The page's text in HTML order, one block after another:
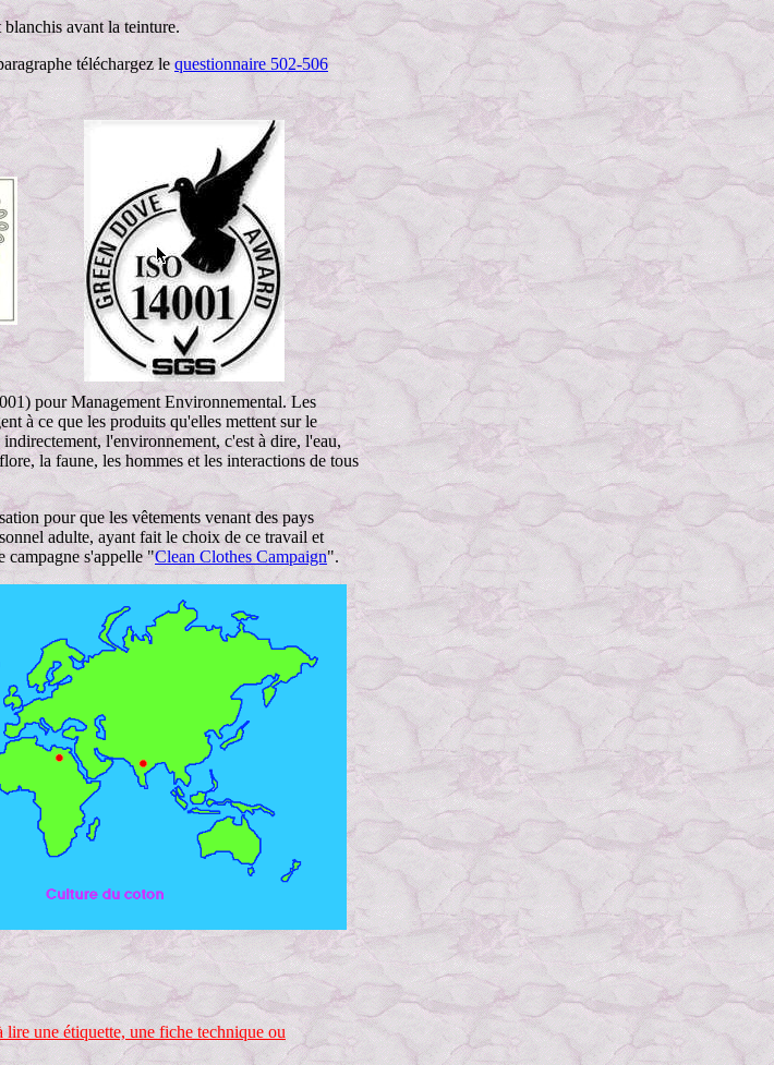
avant la teinture.
téléchargez le questionnaire 502-506
pour Management Environnemental. Les
à ce que les produits qu'elles mettent sur le
l'environnement, c'est à dire, l'eau,
la faune, les hommes et les interactions de tous
pour que les vêtements venant des pays
adulte, ayant fait le choix de ce travail et
campagne s'appelle "Clean Clothes Campaign".
une étiquette, une fiche technique ou